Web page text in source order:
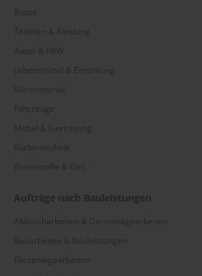
Worms
Wuppertal
Würzburg
Zeitz
Zwickau
Baden-Württemberg
Berlin
Busse
Textilien & Kleidung
Autos & PKW
Lebensmittel & Ernährung
Büromaterial
Fahrzeuge
Möbel & Einrichtung
Küchentechnik
Brennstoffe & Gas
Aufträge nach Bauleistungen
Abbrucharbeiten & Demontagearbeiten
Bauarbeiten & Bauleistungen
Fliesenlegearbeiten